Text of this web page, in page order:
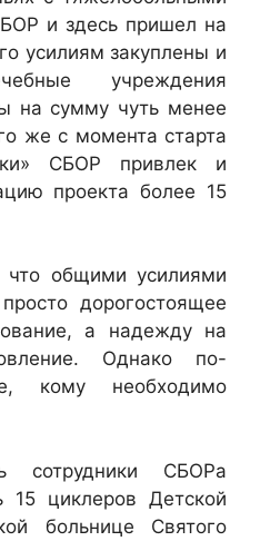
и здесь пришел на
усилиям закуплены и
учреждения
на сумму чуть менее
же с момента старта
СБОР привлек и
проекта более 15
общими усилиями
дорогостоящее
а надежду на
Однако по-
кому необходимо
сотрудники СБОРа
15 циклеров Детской
больнице Святого